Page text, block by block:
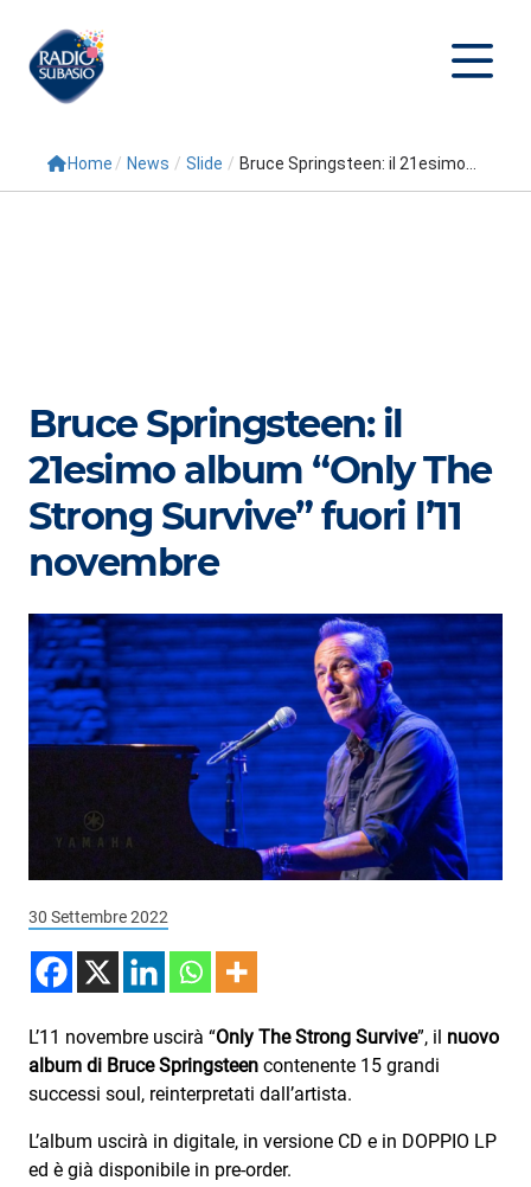
Cerca
Conduttori
Repliche
Podcast
3xTe
Interviste
Playlist
Novità
Subasio Playlist
Web Radio
Radio Subasio
Radio Subasio +
Radio Subasio Disco Club
Radio Suby
Subasio Collection
Video
Home / News / Slide / Bruce Springsteen: il 21esimo...
Bruce Springsteen: il
21esimo album “Only The
Strong Survive” fuori l’11
novembre
30 Settembre 2022
L’11 novembre uscirà “Only The Strong Survive”, il nuovo
album di Bruce Springsteen contenente 15 grandi
successi soul, reinterpretati dall’artista.
L’album uscirà in digitale, in versione CD e in DOPPIO LP
ed è già disponibile in pre-order.